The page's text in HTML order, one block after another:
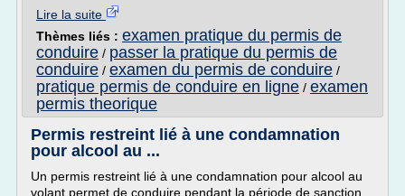
Lire la suite
Thèmes liés : examen pratique du permis de
conduire / passer la pratique du permis de
conduire / examen du permis de conduire /
pratique permis de conduire en ligne / examen
permis theorique
Permis restreint lié à une condamnation
pour alcool au ...
Un permis restreint lié à une condamnation pour alcool au
volant permet de conduire pendant la période de sanction